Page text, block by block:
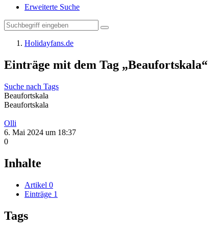
Erweiterte Suche
Holidayfans.de
Einträge mit dem Tag „Beaufortskala“
Suche nach Tags
Beaufortskala
Beaufortskala
Olli
6. Mai 2024 um 18:37
0
Inhalte
Artikel 0
Einträge 1
Tags